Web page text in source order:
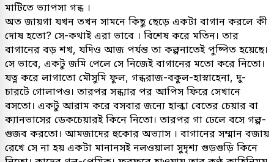
মাটিতে ভ্যাপসা গন্ধ ।
অত জায়গা যখন তখন সামনে কিছু ছেড়ে একটা বাগান করলে কী
দোষ হতো? সে-কথাই এরা ভাবে । বিশেষ করে মতিন। তার
বাগানের বড় শখ, যদিও আজ পর্যন্ত তা কল্পনাতেই পুষ্পিত হয়েছে।
সে ভাবে, একটু জমি পেলে সে নিজেই বাগানের মতো করে নিতো।
যত্ন করে লাগাতো মৌসুমি ফুল, গন্ধরাজ-বকুল-হাস্নাহেনা, দু-
চারটে গোলাপও। তারপর সন্ধ্যার পর আপিস ফিরে সেখানে
বসতো। একটু আরাম করে বসবার জন্যে হাল্কা বেতের চেয়ার বা
ক্যানভাসের ডেকচেয়ারই কিনে নিতো। তারপর গা ঢেলে বসে গল্প-
গুজব করতো। আমজাদের হুকোর অভ্যাস । বাগানের সম্মান বজায়
রেখে সে না হয় একটা মানানসই নলওয়ালা সুদৃশ্য গুড়গুড়ি কিনে